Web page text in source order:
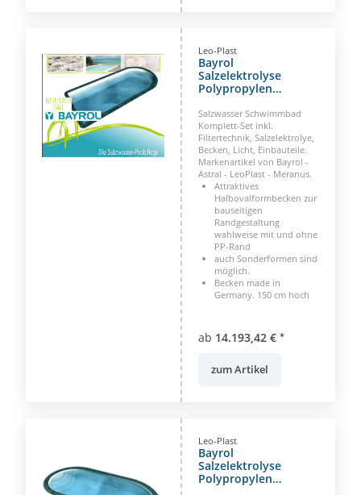
Leo-Plast
Bayrol
Salzelektrolyse
Polypropylen
Madagaskar
Salzwasser Schwimmbad
Komplett-Set inkl.
Filtertechnik, Salzelektrolye,
Becken, Licht, Einbauteile.
Markenartikel von Bayrol -
Astral - LeoPlast - Meranus.
Attraktives
Halbovalformbecken zur
bauseitigen
Randgestaltung
wahlweise mit und ohne
PP-Rand
auch Sonderformen sind
möglich.
Becken made in
Germany. 150 cm hoch
ab 14.193,42 € *
zum Artikel
Leo-Plast
Bayrol
Salzelektrolyse
Polypropylen